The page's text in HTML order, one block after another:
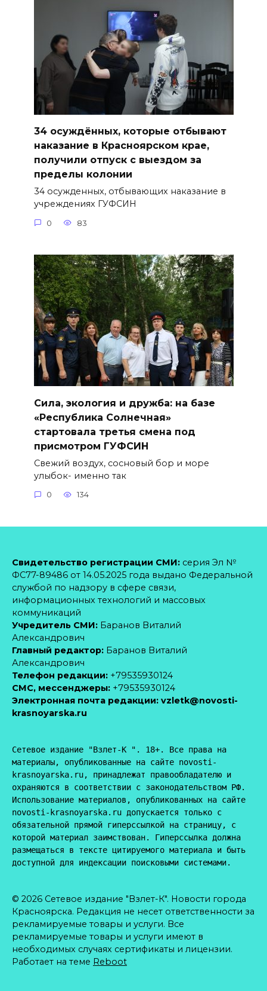
34 осуждённых, которые отбывают
наказание в Красноярском крае,
получили отпуск с выездом за
пределы колонии
34 осужденных, отбывающих наказание в
учреждениях ГУФСИН
0 83
Сила, экология и дружба: на базе
«Республика Солнечная»
стартовала третья смена под
присмотром ГУФСИН
Свежий воздух, сосновый бор и море
улыбок- именно так
0 134
Свидетельство регистрации СМИ: серия Эл №
ФС77-89486 от 14.05.2025 года выдано Федеральной
службой по надзору в сфере связи,
информационных технологий и массовых
коммуникаций
Учредитель СМИ: Баранов Виталий
Александрович
Главный редактор: Баранов Виталий
Александрович
Телефон редакции: +79535930124
CМС, мессенджеры: +79535930124
Электронная почта редакции: vzletk@novosti-
krasnoyarska.ru
Сетевое издание "Взлет-К ". 18+. Все права на
материалы, опубликованные на сайте novosti-
krasnoyarska.ru, принадлежат правообладателю и
охраняются в соответствии с законодательством РФ.
Использование материалов, опубликованных на сайте
novosti-krasnoyarska.ru допускается только с
обязательной прямой гиперссылкой на страницу, с
которой материал заимствован. Гиперссылка должна
размещаться в тексте цитируемого материала и быть
доступной для индексации поисковыми системами.
© 2026 Сетевое издание "Взлет-К". Новости города
Красноярска. Редакция не несет ответственности за
рекламируемые товары и услуги. Все
рекламируемые товары и услуги имеют в
необходимых случаях сертификаты и лицензии.
Работает на теме Reboot